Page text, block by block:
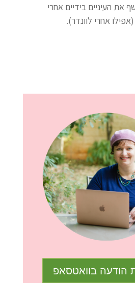
את העיניים בידיים אחרי
אחרי לוונדר).
הודעה בוואטסאפ